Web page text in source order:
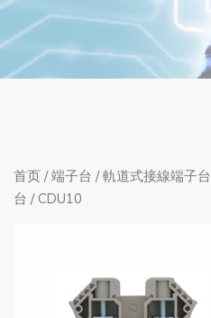
首页 /端子台 /軌道式接線端子台
台 / CDU10